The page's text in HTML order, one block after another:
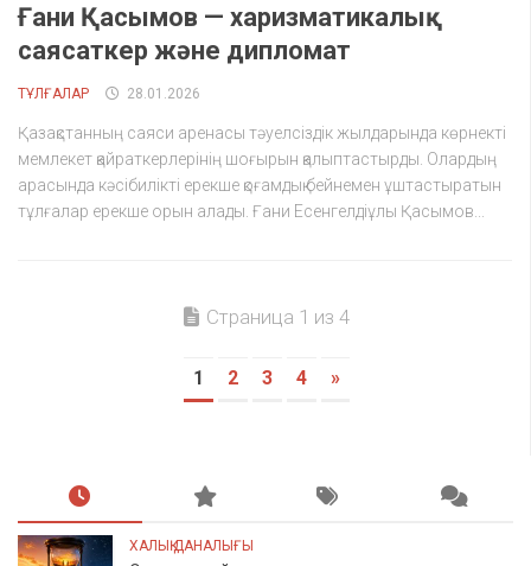
Ғани Қасымов — харизматикалық
саясаткер және дипломат
ТҰЛҒАЛАР 28.01.2026
Қазақстанның саяси аренасы тәуелсіздік жылдарында көрнекті
мемлекет қайраткерлерінің шоғырын қалыптастырды. Олардың
арасында кәсібилікті ерекше қоғамдық бейнемен ұштастыратын
тұлғалар ерекше орын алады. Ғани Есенгелдіұлы Қасымов...
Страница 1 из 4
1 2 3 4 »
ХАЛЫҚ ДАНАЛЫҒЫ